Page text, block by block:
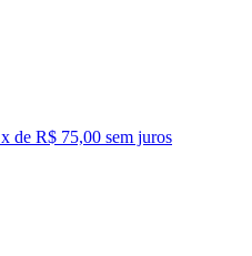
x de R$ 75,00 sem juros